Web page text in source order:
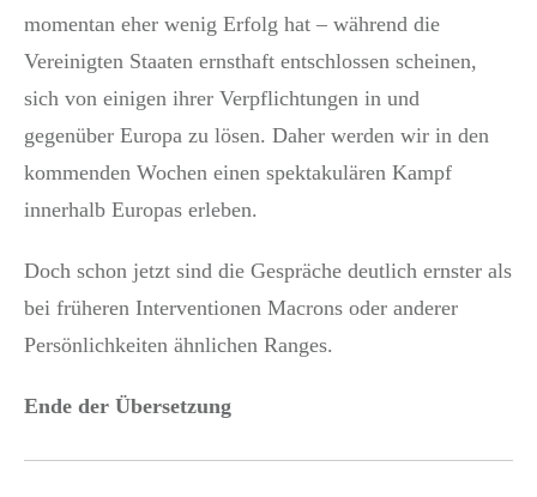
momentan eher wenig Erfolg hat – während die
Vereinigten Staaten ernsthaft entschlossen scheinen,
sich von einigen ihrer Verpflichtungen in und
gegenüber Europa zu lösen. Daher werden wir in den
kommenden Wochen einen spektakulären Kampf
innerhalb Europas erleben.
Doch schon jetzt sind die Gespräche deutlich ernster als
bei früheren Interventionen Macrons oder anderer
Persönlichkeiten ähnlichen Ranges.
Ende der Übersetzung